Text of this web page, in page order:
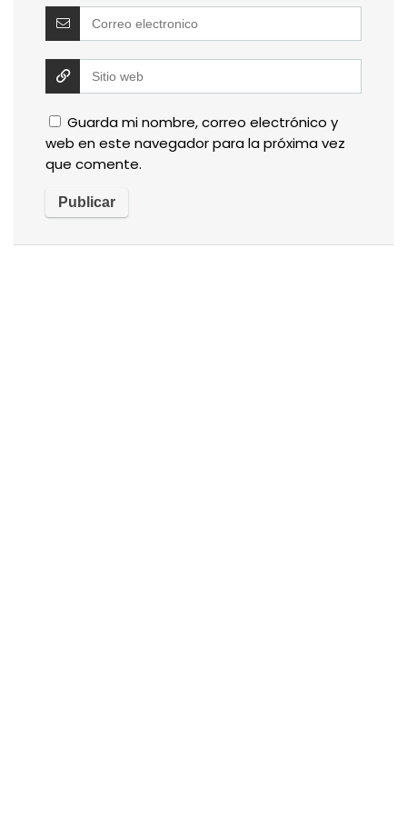
Guarda mi nombre, correo electrónico y
web en este navegador para la próxima vez
que comente.